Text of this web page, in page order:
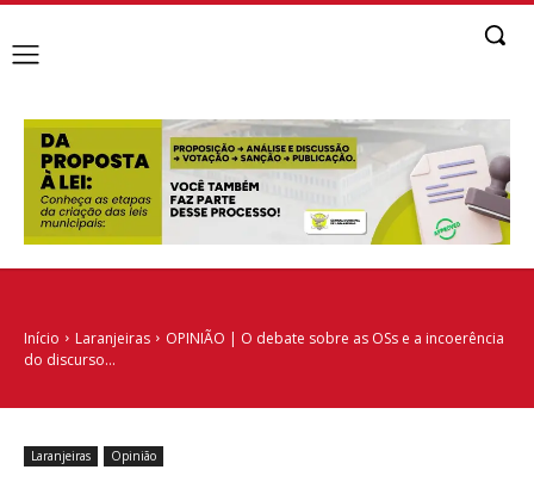
Início Laranjeiras
OPINIÃO | O debate sobre as OSs e a incoerência
do discurso...
Laranjeiras Opinião